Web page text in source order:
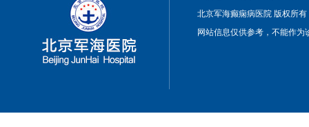
北京军海癫痫病医院 版权所有
网站信息仅供参考，不能作